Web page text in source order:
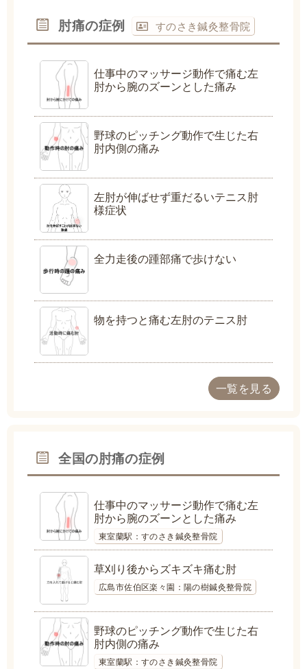
肘痛の症例 すのさき鍼灸整骨院
仕事中のマッサージ動作で痛む左
肘から腕のズーンとした痛み
野球のピッチング動作で生じた右
肘内側の痛み
左肘が伸ばせず重だるいテニス肘
様症状
全力走後の踵部痛で歩けない
物を持つと痛む左肘のテニス肘
一覧を見る
全国の肘痛の症例
仕事中のマッサージ動作で痛む左
肘から腕のズーンとした痛み
東室蘭駅：すのさき鍼灸整骨院
草刈り後からズキズキ痛む肘
広島市佐伯区楽々園：陽の樹鍼灸整骨院
野球のピッチング動作で生じた右
肘内側の痛み
東室蘭駅：すのさき鍼灸整骨院